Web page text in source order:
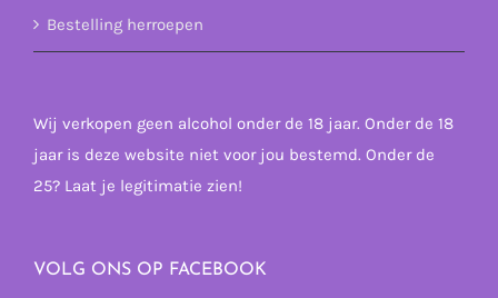
Bestelling herroepen
Wij verkopen geen alcohol onder de 18 jaar. Onder de 18
jaar is deze website niet voor jou bestemd. Onder de
25? Laat je legitimatie zien!
VOLG ONS OP FACEBOOK